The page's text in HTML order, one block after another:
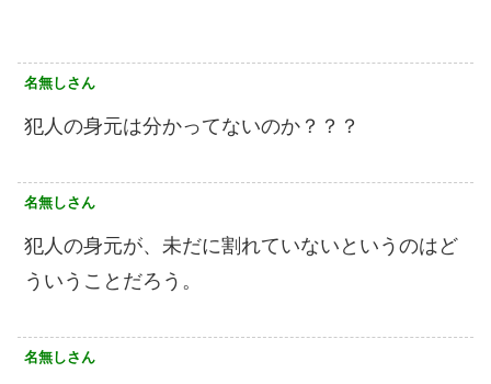
名無しさん
犯人の身元は分かってないのか？？？
名無しさん
犯人の身元が、未だに割れていないというのはど
ういうことだろう。
名無しさん